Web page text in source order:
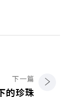
下一篇
的珍珠